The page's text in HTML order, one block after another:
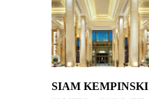
SIAM KEMPINSKI